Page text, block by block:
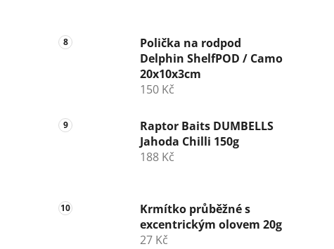
Polička na rodpod
Delphin ShelfPOD / Camo
20x10x3cm
150 Kč
Raptor Baits DUMBELLS
Jahoda Chilli 150g
188 Kč
Krmítko průběžné s
excentrickým olovem 20g
27 Kč